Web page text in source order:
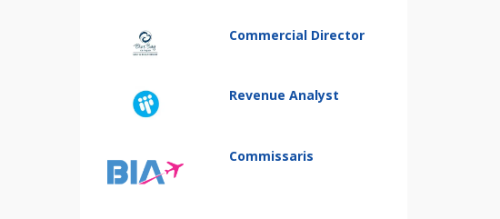
Commercial Director
Revenue Analyst
Commissaris